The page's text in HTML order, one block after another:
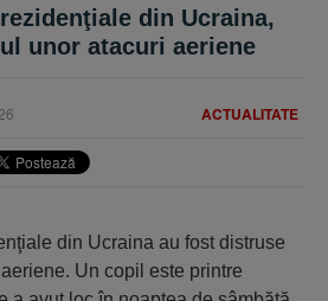
din Ucraina,
unor atacuri aeriene
ACTUALITATE
din Ucraina au fost distruse
Un copil este printre